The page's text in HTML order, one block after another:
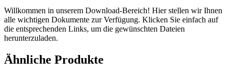
Willkommen in unserem Download-Bereich! Hier stellen wir Ihnen
alle wichtigen Dokumente zur Verfügung. Klicken Sie einfach auf
die entsprechenden Links, um die gewünschten Dateien
herunterzuladen.
Ähnliche Produkte